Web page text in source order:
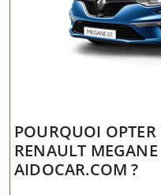
POURQUOI
RENAULT
AIDOCAR.COM ?